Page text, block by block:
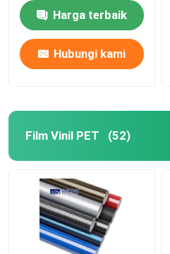
Harga terbaik
Hubungi kami
Film Vinil PET (52)